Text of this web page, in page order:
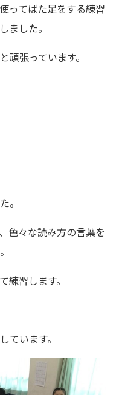
ってばた足をする練習
ました。
頑張っています。
。
色々な読み方の言葉を
練習します。
ています。